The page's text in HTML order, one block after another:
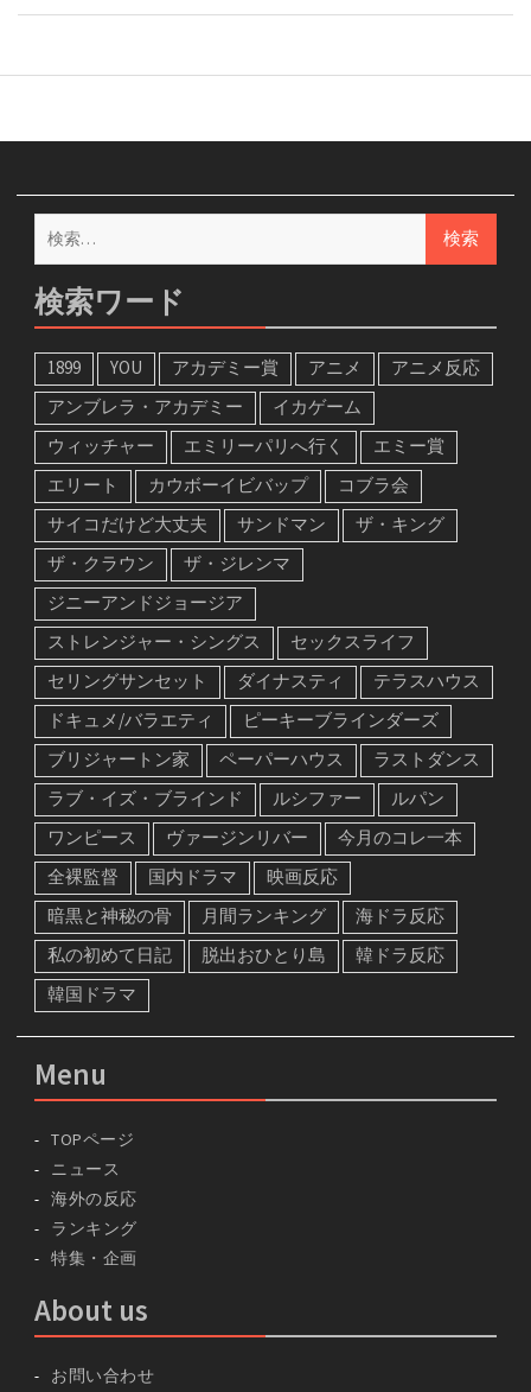
検
索:
検索ワード
1899 YOU アカデミー賞 アニメ
アニメ反応
アンブレラ・アカデミー
イカゲーム
ウィッチャー
エミリーパリへ行く
エミー賞
エリート
カウボーイビバップ
コブラ会
サイコだけど大丈夫
サンドマン
ザ・キング
ザ・クラウン
ザ・ジレンマ
ジニーアンドジョージア
ストレンジャー・シングス
セックスライフ
セリングサンセット
ダイナスティ
テラスハウス
ドキュメ/バラエティ
ピーキーブラインダーズ
ブリジャートン家
ペーパーハウス
ラストダンス
ラブ・イズ・ブラインド
ルシファー
ルパン
ワンピース
ヴァージンリバー
今月のコレ一本
全裸監督
国内ドラマ
映画反応
暗黒と神秘の骨
月間ランキング
海ドラ反応
私の初めて日記
脱出おひとり島
韓ドラ反応
韓国ドラマ
Menu
TOPページ
ニュース
海外の反応
ランキング
特集・企画
About us
お問い合わせ